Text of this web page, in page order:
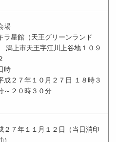
場
星館（天王グリーンランド
潟上市天王字江川上谷地１０９
時
２７年１０月２７日 １８時３
～２０時３０分
２７年１１月１２日（当日消印
）